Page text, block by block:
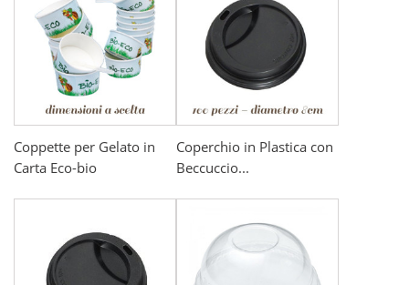
Coppette per Gelato in
Carta Eco-bio
Coperchio in Plastica con
Beccuccio...